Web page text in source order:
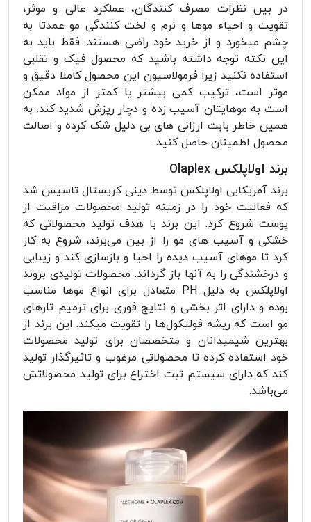
در بین نظرات مصرف کنندگان، عملکرد عالی و موثر،
تقویت و احیاء موها و نرم و لخت کنندگی مو عمدتا به
چشم میخورد و از خرید خود راضی هستند. فقط باید به
این نکته توجه داشته باشید که محصول فیک و تقلبی
استفاده نکنید زیرا فرمولاسیون این محصول کاملا دقیق و
موثر است، ترکیب کمی بیشتر یا کمتر از مواد ممکن
است به موهایتان آسیب زده و دچار ریزش شدید کند. به
همین خاطر بابت ارزانی های بی دلیل شک کرده و اصالت
محصول اطمینان حاصل کنید.
برند اولاپلکس Olaplex
برند آمریکایی اولاپلکس توسط دینی کریستال تاسیس شد
که فعالیت خود را در زمینه تولید محصولات مراقبت از
پوست شروع کرد. این برند با هدف تولید محصولاتی که
خشکی و آسیب های مو را از بین می‌برند، شروع به کار
کرد تا موهای آسیب دیده را احیا و بازسازی کند و زیبایی
و درخشندگی را به آنها باز گرداند. محصولات تولیدی بروند
اولاپلکس به دلیل PH متعادل برای انواع موها مناسب
بوده و دارای اثر بخشی و نتایج فوری برای ترمیم تارهای
مو است که ریشه فولیکول‌ها را تقویت میکند. این برند از
بهترین شیمیدانان و متخصصان برای تولید محصولات
خود استفاده کرده تا محصولاتی مرغوب و تاثیرگذار تولید
کند که دارای سیستم ثبت اختراع برای تولید محصولاتش
می‌باشد.